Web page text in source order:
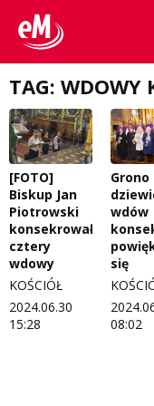
Włoszczowski
Cały ten sport
Dzieciaki Cudaki
Fascynująca nauka
Historia na fali
Modna kultura
OdNowa
Pacjent, którego
Pasjonaci
Piąta strona świata
Koncert życzeń
Kontakt
O nas
Regulamin programu
Zespół
Logo do pobrania
Regulamin
Regulamin
TAG: WDOWY
[FOTO]
Biskup Jan
Piotrowski
konsekrował
cztery
wdowy
KOŚCIÓŁ
2024.06.30
15:28
Grono
wdów
się
08:02